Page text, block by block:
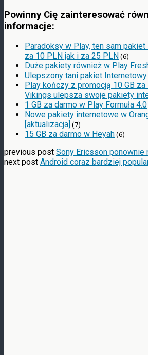
Powinny Cię zainteresować
informacje:
Paradoksy w Play, ten sam
za 10 PLN jak i za 25 PLN (6)
Duże pakiety również w Play
Ulepszony tani pakiet
Play kończy z promocją 10 GB
Vikings ulepsza swoje pakiety
1 GB za darmo w Play Formuła 4.0
Nowe pakiety internetowe w
[aktualizacja] (7)
15 GB za darmo w Heyah (6)
previous post Sony Ericsson ponownie
next post Android coraz bardziej